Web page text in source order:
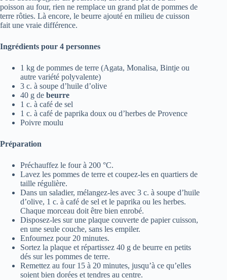
poisson au four, rien ne remplace un grand plat de pommes de
terre rôties. Là encore, le beurre ajouté en milieu de cuisson
fait une vraie différence.
Ingrédients pour 4 personnes
1 kg de pommes de terre (Agata, Monalisa, Bintje ou
autre variété polyvalente)
3 c. à soupe d’huile d’olive
40 g de beurre
1 c. à café de sel
1 c. à café de paprika doux ou d’herbes de Provence
Poivre moulu
Préparation
Préchauffez le four à 200 °C.
Lavez les pommes de terre et coupez-les en quartiers de
taille régulière.
Dans un saladier, mélangez-les avec 3 c. à soupe d’huile
d’olive, 1 c. à café de sel et le paprika ou les herbes.
Chaque morceau doit être bien enrobé.
Disposez-les sur une plaque couverte de papier cuisson,
en une seule couche, sans les empiler.
Enfournez pour 20 minutes.
Sortez la plaque et répartissez 40 g de beurre en petits
dés sur les pommes de terre.
Remettez au four 15 à 20 minutes, jusqu’à ce qu’elles
soient bien dorées et tendres au centre.